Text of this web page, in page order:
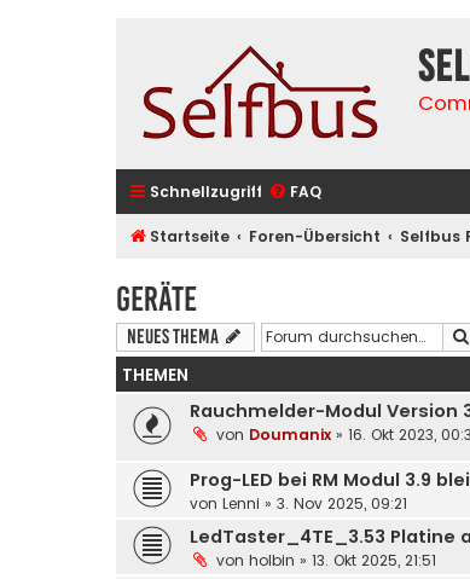
Schnellzugriff FAQ
Startseite Foren-Übersicht Selfbus
Geräte
Neues Thema
THEMEN
Rauchmelder-Modul Version
von Doumanix » 16. Okt 2023,
Prog-LED bei RM Modul 3.9
von Lenni » 3. Nov 2025, 09:21
LedTaster_4TE_3.53 Platine
von holbin » 13. Okt 2025, 21:51